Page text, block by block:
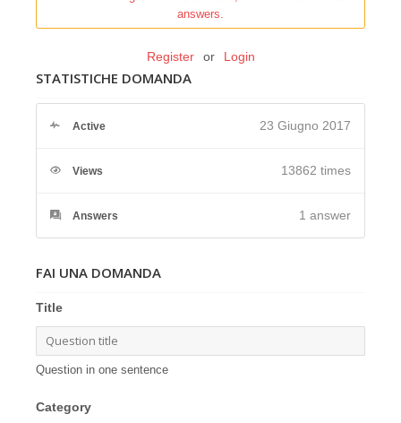
answers.
Register or Login
STATISTICHE DOMANDA
Active 23 Giugno 2017
Views 13862 times
Answers 1 answer
FAI UNA DOMANDA
Title
Question in one sentence
Category